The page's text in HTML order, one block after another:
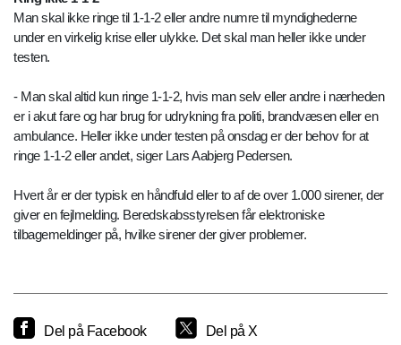
Man skal ikke ringe til 1-1-2 eller andre numre til myndighederne
under en virkelig krise eller ulykke. Det skal man heller ikke under
testen.
- Man skal altid kun ringe 1-1-2, hvis man selv eller andre i nærheden
er i akut fare og har brug for udrykning fra politi, brandvæsen eller en
ambulance. Heller ikke under testen på onsdag er der behov for at
ringe 1-1-2 eller andet, siger Lars Aabjerg Pedersen.
Hvert år er der typisk en håndfuld eller to af de over 1.000 sirener, der
giver en fejlmelding. Beredskabsstyrelsen får elektroniske
tilbagemeldinger på, hvilke sirener der giver problemer.
Del på Facebook Del på X